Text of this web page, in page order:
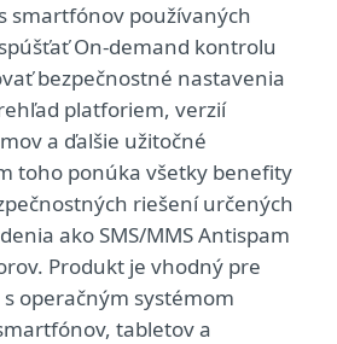
smartfónov používaných
On-demand kontrolu
bezpečnostné nastavenia
platforiem, verzií
a ďalšie užitočné
toho ponúka všetky benefity
riešení určených
ako SMS/MMS Antispam
Produkt je vhodný pre
operačným systémom
tabletov a